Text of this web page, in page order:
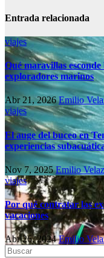
Entrada relacionada
viajes
Qué maravillas
exploradores marinos
Abr 21, 2026Emilio
viajes
El auge del buceo en
experiencias
Nov 7, 2025Emilio
viajes
Por qué contratar las
vacaciones
Abr 26, 2024Emilio